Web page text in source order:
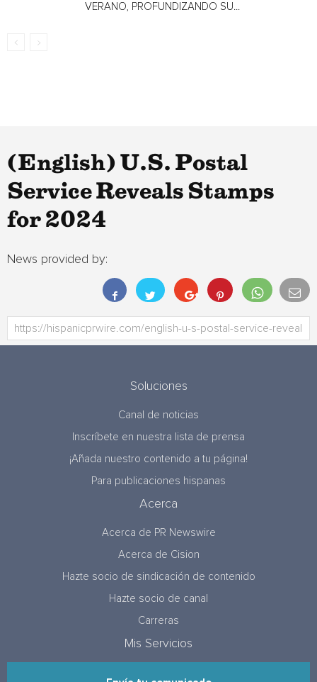
VERANO, PROFUNDIZANDO SU...
(English) U.S. Postal
Service Reveals Stamps
for 2024
News provided by:
Soluciones
Canal de noticias
Inscríbete en nuestra lista de prensa
¡Añada nuestro contenido a tu página!
Para publicaciones hispanas
Acerca
Acerca de PR Newswire
Acerca de Cision
Hazte socio de sindicación de contenido
Hazte socio de canal
Carreras
Mis Servicios